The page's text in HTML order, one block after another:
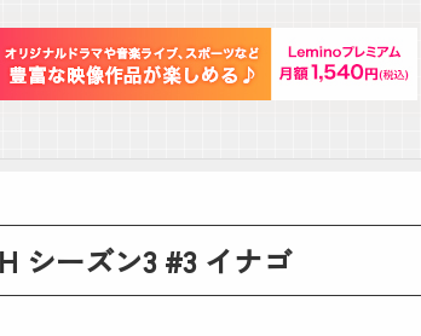
シーズン3 #3 イナゴ